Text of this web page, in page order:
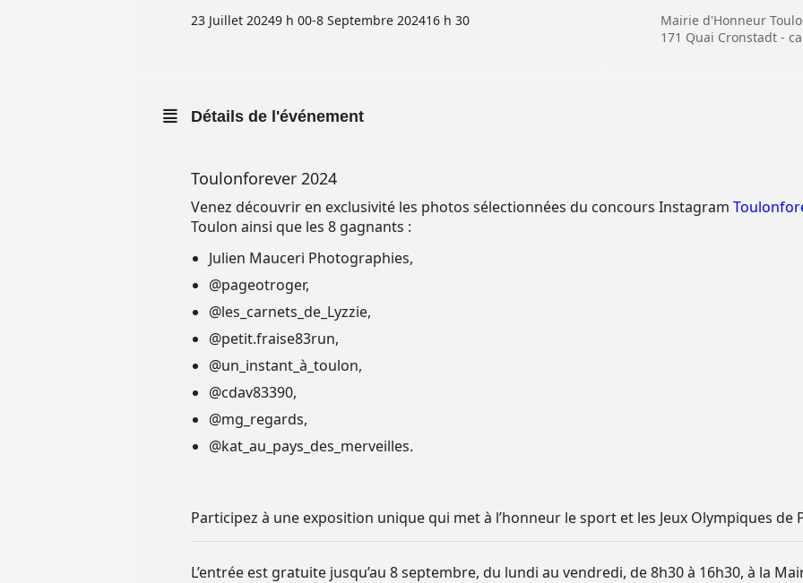
23 Juillet 20249 h 00-8 Septembre 202416 h 30
Mairie d'Honneur
171 Quai Cronstadt -
Détails de l'événement
Toulonforever 2024
Venez découvrir en exclusivité les photos sélectionnées du concours Instagram
Toulon ainsi que les 8 gagnants :
Julien Mauceri Photographies,
@pageotroger,
@les_carnets_de_Lyzzie,
@petit.fraise83run,
@un_instant_à_toulon,
@cdav83390,
@mg_regards,
@kat_au_pays_des_merveilles.
Participez à une exposition unique qui met à l’honneur le sport et les Jeux Olympiques de
L’entrée est gratuite jusqu’au 8 septembre, du lundi au vendredi, de 8h30 à 16h30, à la